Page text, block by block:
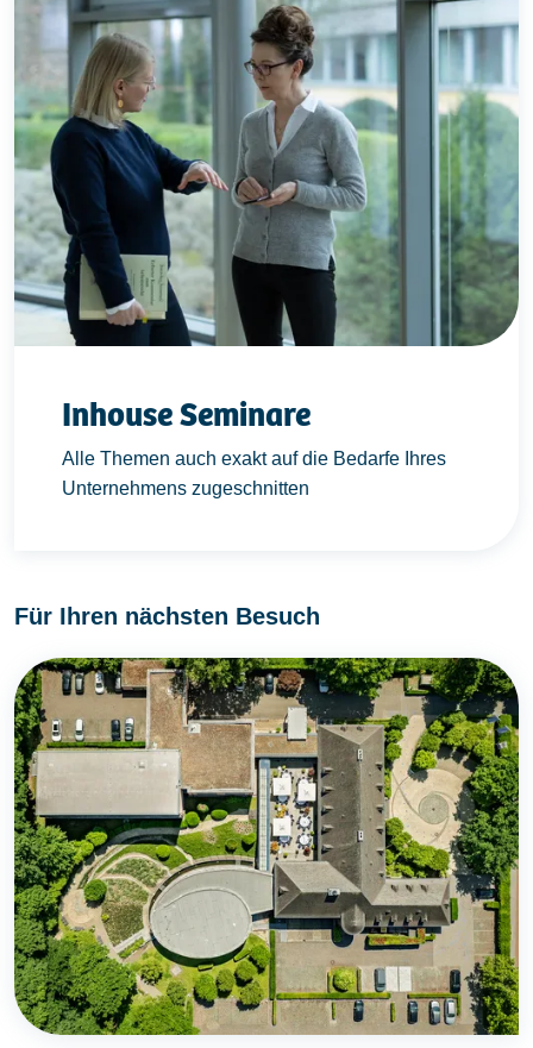
Inhouse Seminare
Alle Themen auch exakt auf die Bedarfe Ihres
Unternehmens zugeschnitten
Für Ihren nächsten Besuch